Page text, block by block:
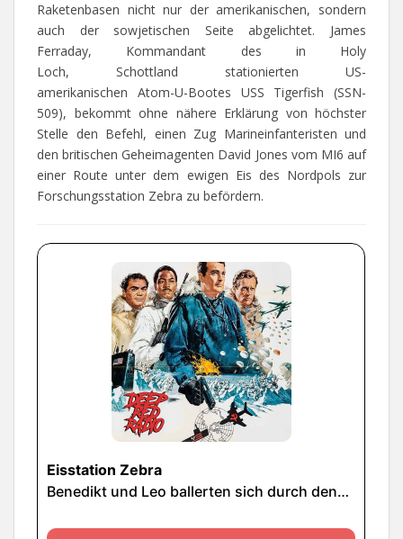
Raketenbasen nicht nur der amerikanischen, sondern
auch der sowjetischen Seite abgelichtet. James
Ferraday, Kommandant des in Holy
Loch, Schottland stationierten US-
amerikanischen Atom-U-Bootes USS Tigerfish (SSN-
509), bekommt ohne nähere Erklärung von höchster
Stelle den Befehl, einen Zug Marineinfanteristen und
den britischen Geheimagenten David Jones vom MI6 auf
einer Route unter dem ewigen Eis des Nordpols zur
Forschungsstation Zebra zu befördern.